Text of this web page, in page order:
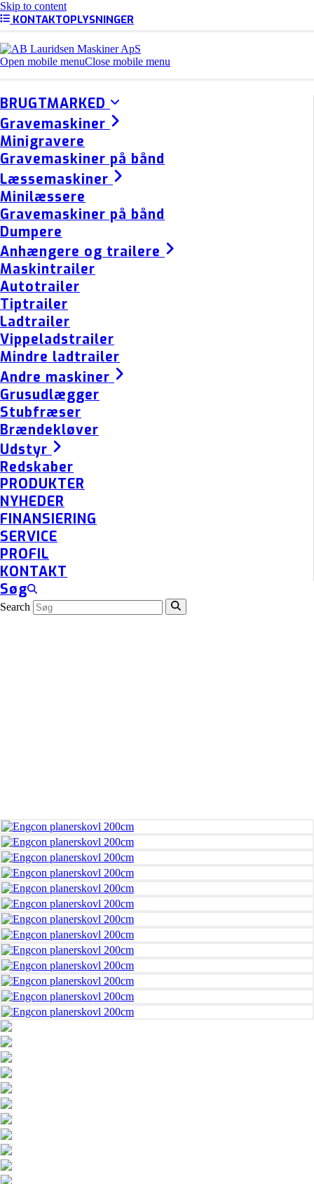
Skip to content
KONTAKTOPLYSNINGER
Open mobile menuClose mobile menu
BRUGTMARKED
Gravemaskiner
Minigravere
Gravemaskiner på bånd
Læssemaskiner
Minilæssere
Gravemaskiner på bånd
Dumpere
Anhængere og trailere
Maskintrailer
Autotrailer
Tiptrailer
Ladtrailer
Vippeladstrailer
Mindre ladtrailer
Andre maskiner
Grusudlægger
Stubfræser
Brændekløver
Udstyr
Redskaber
PRODUKTER
NYHEDER
FINANSIERING
SERVICE
PROFIL
KONTAKT
Søg
Search